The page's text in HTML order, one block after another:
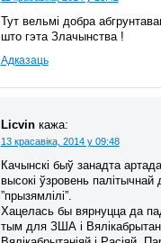
Тут вельмі добра
што гэта Злачынства !
Адказаць
Licvin кажа:
13 красавіка, 2014 у 09:48
Качынскі быў занадта
высокі ўзровень
”прызямлілі”.
Хацелась бы вярнуцца да
тым для ЗША і